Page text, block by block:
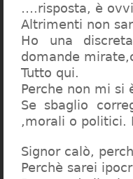
….risposta, è
Altrimenti non
Ho una
domande
Tutto qui.
Perche non mi si
Se sbaglio
,morali o politici.
Signor calò,
Perchè sarei